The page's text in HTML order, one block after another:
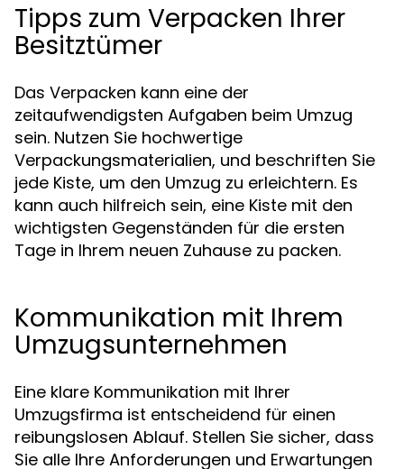
Tipps zum Verpacken Ihrer
Besitztümer
Das Verpacken kann eine der
zeitaufwendigsten Aufgaben beim Umzug
sein. Nutzen Sie hochwertige
Verpackungsmaterialien, und beschriften Sie
jede Kiste, um den Umzug zu erleichtern. Es
kann auch hilfreich sein, eine Kiste mit den
wichtigsten Gegenständen für die ersten
Tage in Ihrem neuen Zuhause zu packen.
Kommunikation mit Ihrem
Umzugsunternehmen
Eine klare Kommunikation mit Ihrer
Umzugsfirma ist entscheidend für einen
reibungslosen Ablauf. Stellen Sie sicher, dass
Sie alle Ihre Anforderungen und Erwartungen